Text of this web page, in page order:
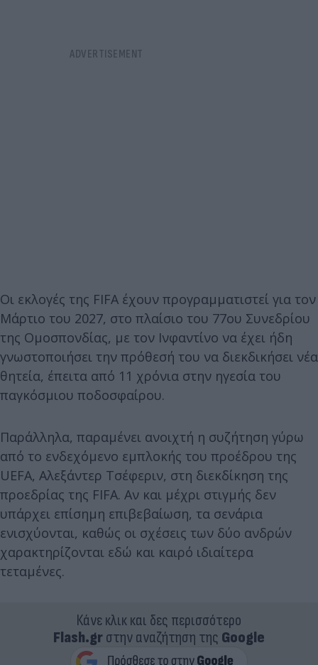
Οι εκλογές της FIFA έχουν προγραμματιστεί για τον
Μάρτιο του 2027, στο πλαίσιο του 77ου Συνεδρίου
της Ομοσπονδίας, με τον Ινφαντίνο να έχει ήδη
γνωστοποιήσει την πρόθεσή του να διεκδικήσει νέα
θητεία, έπειτα από 11 χρόνια στην ηγεσία του
παγκόσμιου ποδοσφαίρου.
Παράλληλα, παραμένει ανοιχτή η συζήτηση γύρω
από το ενδεχόμενο εμπλοκής του προέδρου της
UEFA, Αλεξάντερ Τσέφεριν, στη διεκδίκηση της
προεδρίας της FIFA. Αν και μέχρι στιγμής δεν
υπάρχει επίσημη επιβεβαίωση, τα σενάρια
ενισχύονται, καθώς οι σχέσεις των δύο ανδρών
χαρακτηρίζονται εδώ και καιρό ιδιαίτερα
τεταμένες.
Κάνε κλικ και δες περισσότερο
Flash.grστην αναζήτηση της Google